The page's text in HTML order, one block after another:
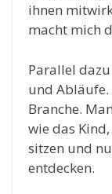
ihnen
macht mich
Parallel
und
Branche.
wie das
sitzen und
entdecken.